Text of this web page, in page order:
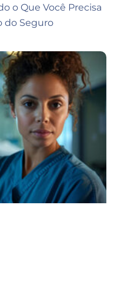
o Que Você Precisa
do Seguro